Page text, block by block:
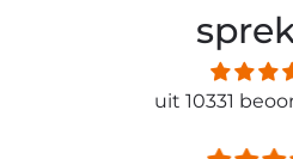
uit 10331